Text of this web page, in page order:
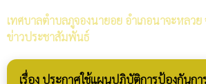
เทศบาลตำบลภูจองนายอย อำเภอนาจะหลว
ข่าวประชาสัมพันธ์
เรื่อง ประกาศใช้แผนปฏิบัติการป้องกันก